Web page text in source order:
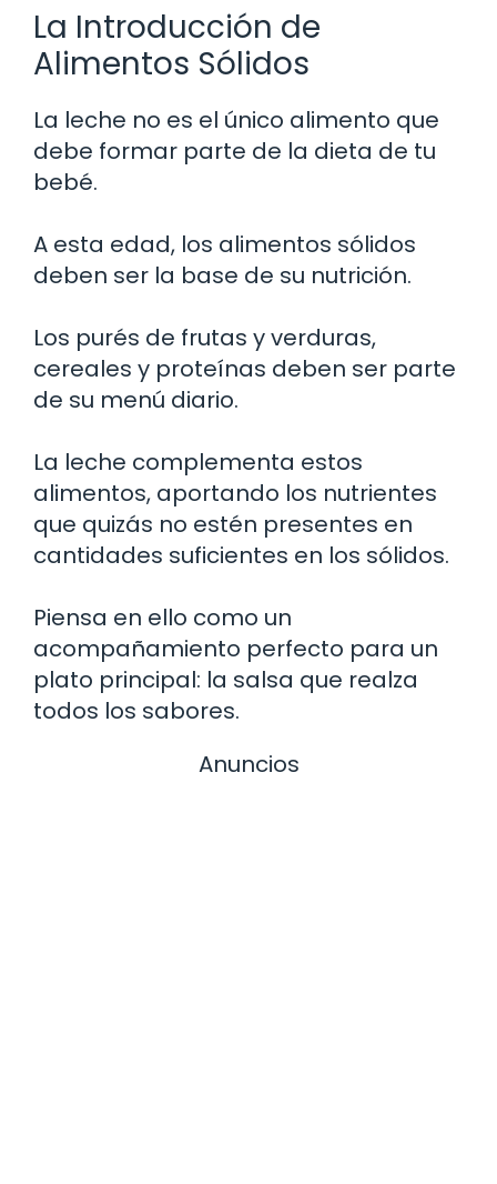
La Introducción de
Alimentos Sólidos
La leche no es el único alimento que
debe formar parte de la dieta de tu
bebé.
A esta edad, los alimentos sólidos
deben ser la base de su nutrición.
Los purés de frutas y verduras,
cereales y proteínas deben ser parte
de su menú diario.
La leche complementa estos
alimentos, aportando los nutrientes
que quizás no estén presentes en
cantidades suficientes en los sólidos.
Piensa en ello como un
acompañamiento perfecto para un
plato principal: la salsa que realza
todos los sabores.
Anuncios